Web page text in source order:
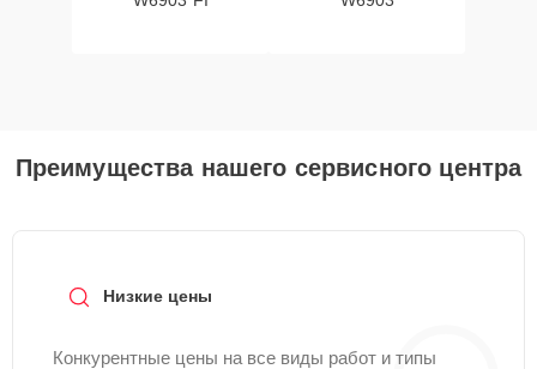
Преимущества нашего сервисного центра
Низкие цены
Конкурентные цены на все виды работ и типы